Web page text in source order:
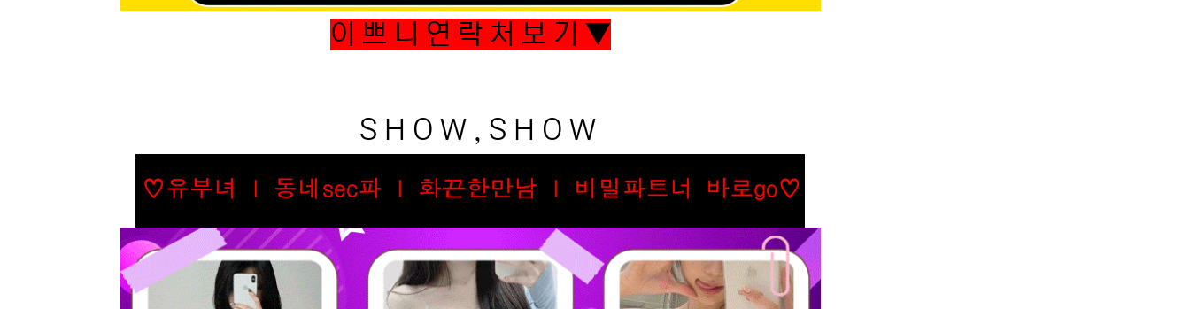
이 쁘 니 연 락 처 보 기 ▼
S H O W , S H O W